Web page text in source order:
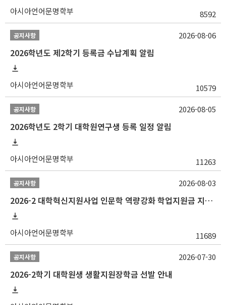
아시아언어문명학부 8592
공지사항
2026학년도 제2학기 등록금 수납계획 알림
아시아언어문명학부 10579
2026-08-06
공지사항
2026학년도 2학기 대학원연구생 등록 일정 알림
아시아언어문명학부 11263
2026-08-05
공지사항
2026-2 대학혁신지원사업 인문학 역량강화 학업지원금 지원 선발 안내 (학/석/박사)
아시아언어문명학부 11689
2026-08-03
공지사항
2026-2학기 대학원생 생활지원장학금 선발 안내
2026-07-30